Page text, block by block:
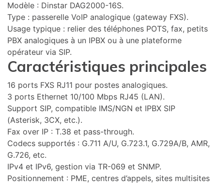
Modèle : Dinstar DAG2000-16S.
Type : passerelle VoIP analogique (gateway FXS).
Usage typique : relier des téléphones POTS, fax, petits
PBX analogiques à un IPBX ou à une plateforme
opérateur via SIP.
Caractéristiques principales
16 ports FXS RJ11 pour postes analogiques.
3 ports Ethernet 10/100 Mbps RJ45 (LAN).
Support SIP, compatible IMS/NGN et IPBX SIP
(Asterisk, 3CX, etc.).
Fax over IP : T.38 et pass-through.
Codecs supportés : G.711 A/U, G.723.1, G.729A/B, AMR,
G.726, etc.
IPv4 et IPv6, gestion via TR-069 et SNMP.
Positionnement : PME, centres d’appels, sites multisites